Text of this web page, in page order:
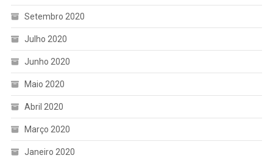
Setembro 2020
Julho 2020
Junho 2020
Maio 2020
Abril 2020
Março 2020
Janeiro 2020